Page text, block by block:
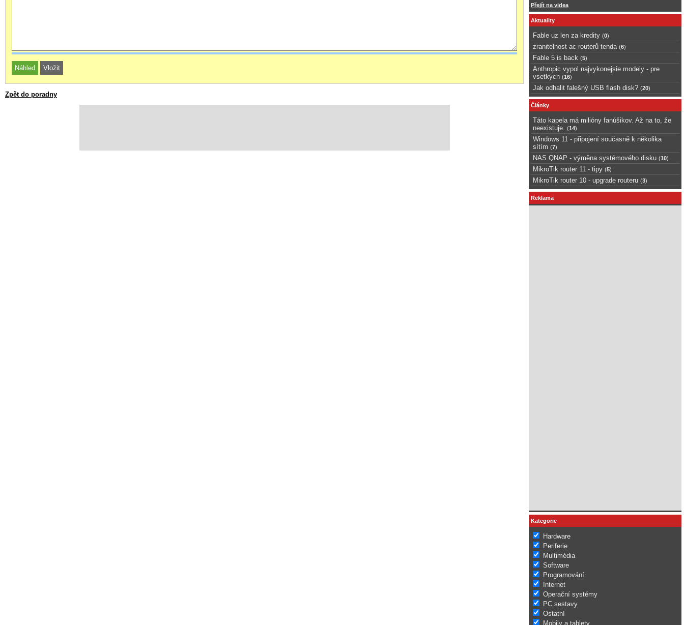
Zpět do poradny
Přejít na videa
Aktuality
Fable uz len za kredity (0)
zranitelnost ac routerů tenda (6)
Fable 5 is back (5)
Anthropic vypol najvykonejsie modely - pre
vsetkych (16)
Jak odhalit falešný USB flash disk? (20)
Články
Táto kapela má milióny fanúšikov. Až na to, že
neexistuje.
(14)
Windows 11 - připojení současně k několika
sítím (7)
NAS QNAP - výměna systémového disku (10)
MikroTik router 11 - tipy (5)
MikroTik router 10 - upgrade routeru (3)
Reklama
Kategorie
Hardware
Periferie
Multimédia
Software
Programování
Internet
Operační systémy
PC sestavy
Ostatní
Mobily a tablety